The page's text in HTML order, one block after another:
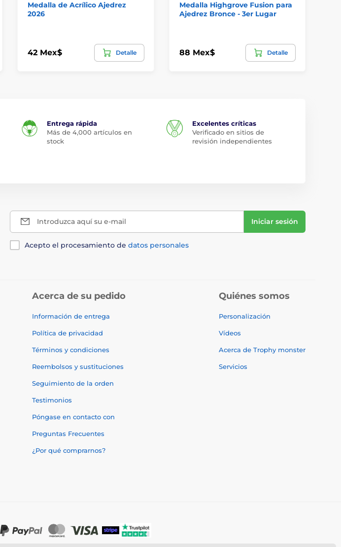
Medalla de Acrílico Ajedrez
2026
42 Mex$ Detalle
Medalla Highgrove Fusion para
Ajedrez Bronce - 3er Lugar
88 Mex$ Detalle
Entrega rápida
Más de 4,000 artículos en
stock
Excelentes críticas
Verificado en sitios de
revisión independientes
Introduzca aquí su e-mail Iniciar sesión
Acepto el procesamiento de datos personales
Acerca de su pedido
Información de entrega
Política de privacidad
Términos y condiciones
Reembolsos y sustituciones
Seguimiento de la orden
Testimonios
Póngase en contacto con
Preguntas Frecuentes
¿Por qué comprarnos?
Quiénes somos
Personalización
Vídeos
Acerca de Trophy monster
Servicios